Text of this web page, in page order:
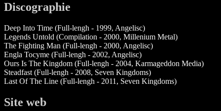
Discographie
Deep Into Time (Full-lengh - 1999, Angelisc)
Legends Untold (Compilation - 2000, Millenium Metal)
The Fighting Man (Full-lengh - 2000, Angelisc)
Engla Tocyme (Full-lengh - 2002, Angelisc)
Ours Is The Kingdom (Full-lengh - 2004, Karmageddon Media)
Steadfast (Full-lengh - 2008, Seven Kingdoms)
Last Of The Line (Full-lengh - 2011, Seven Kingdoms)
Site web